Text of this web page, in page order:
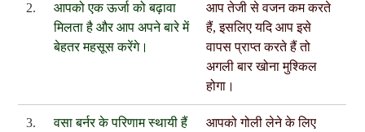
2.
आपको एक ऊर्जा को बढ़ावा
मिलता है और आप अपने बारे में
बेहतर महसूस करेंगे।
आप तेजी से वजन कम करते
हैं, इसलिए यदि आप इसे
वापस प्राप्त करते हैं तो
अगली बार खोना मुश्किल
होगा।
3.
वसा बर्नर के परिणाम स्थायी हैं
आपको गोली लेने के लिए